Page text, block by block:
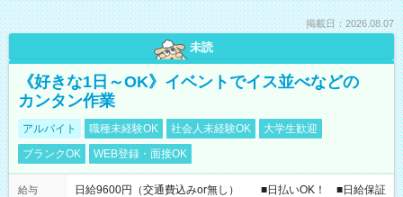
掲載日：2026.08.07
未読
《好きな1日～OK》イベントでイス並べなどの
カンタン作業
アルバイト 職種未経験OK 社会人未経験OK
大学生歓迎
ブランクOK
WEB登録・面接OK
給与
日給9600円（交通費込みor無し） ■日払いOK！ ■日給保証